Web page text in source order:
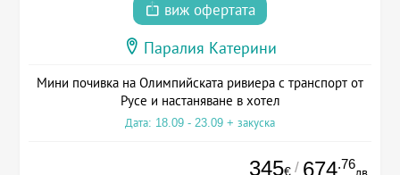
виж офертата
Паралия Катерини
Мини почивка на Олимпийската ривиера с транспорт от
Русе и настаняване в хотел
Дата: 18.09 - 23.09 + закуска
345€ / 674.76
лв.